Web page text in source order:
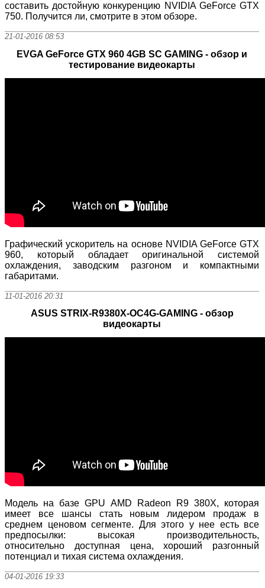
составить достойную конкуренцию NVIDIA GeForce GTX
750. Получится ли, смотрите в этом обзоре.
21-01-2016 08:53
EVGA GeForce GTX 960 4GB SC GAMING - обзор и
тестирование видеокарты
Графический ускоритель на основе NVIDIA GeForce GTX
960, который обладает оригинальной системой
охлаждения, заводским разгоном и компактными
габаритами.
11-01-2016 20:31
ASUS STRIX-R9380X-OC4G-GAMING - обзор
видеокарты
Модель на базе GPU AMD Radeon R9 380X, которая
имеет все шансы стать новым лидером продаж в
среднем ценовом сегменте. Для этого у нее есть все
предпосылки: высокая производительность,
относительно доступная цена, хороший разгонный
потенциал и тихая система охлаждения.
04-01-2016 19:33